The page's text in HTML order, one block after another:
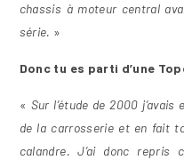
chassis à moteur central
série. »
Donc tu es parti d’une
« Sur l’étude de 2000
de la carrosserie et en fait
calandre. J’ai donc